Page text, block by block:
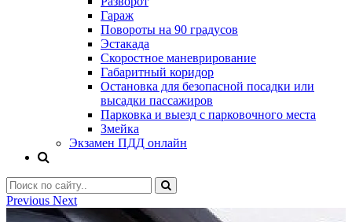
Гараж
Повороты на 90 градусов
Эстакада
Скоростное маневрирование
Габаритный коридор
Остановка для безопасной посадки или
высадки пассажиров
Парковка и выезд с парковочного места
Змейка
Экзамен ПДД онлайн
Previous Next